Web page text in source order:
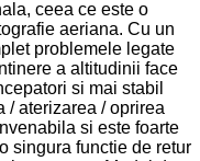
ceea ce este o
aeriana. Cu un
problemele legate
a altitudinii face
si mai stabil
/ aterizarea / oprirea
si este foarte
singura functie de retur